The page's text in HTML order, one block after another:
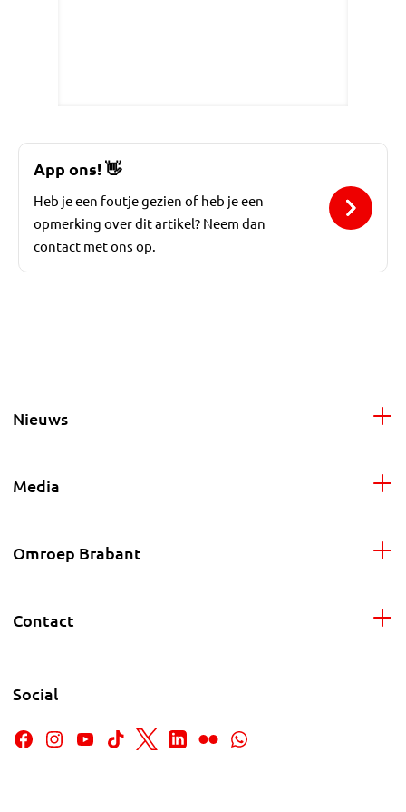
App ons!👋
Heb je een foutje gezien of heb je een
opmerking over dit artikel? Neem dan
contact met ons op.
Nieuws
Media
Omroep Brabant
Contact
Social